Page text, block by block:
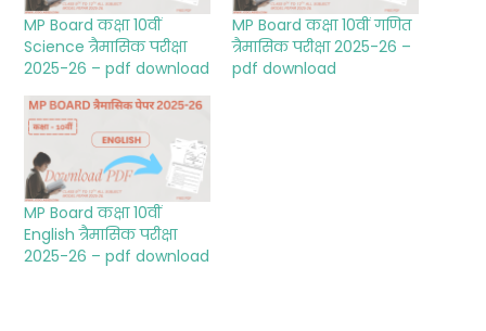
MP Board कक्षा 10वीं
Science त्रैमासिक परीक्षा
2025-26 – pdf download
MP Board कक्षा 10वीं गणित
त्रैमासिक परीक्षा 2025-26 –
pdf download
MP Board कक्षा 10वीं
English त्रैमासिक परीक्षा
2025-26 – pdf download